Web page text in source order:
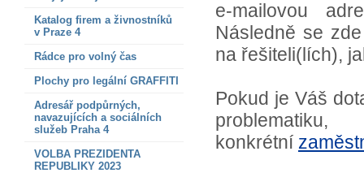
Katalog firem a živnostníků
v Praze 4
Rádce pro volný čas
Plochy pro legální GRAFFITI
Adresář podpůrných,
navazujících a sociálních
služeb Praha 4
VOLBA PREZIDENTA
REPUBLIKY 2023
e-mailovou
Následně se
na řešiteli(lích),
Pokud je Váš
konkrétní